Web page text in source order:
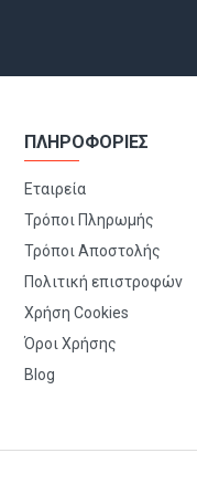
ΠΛΗΡΟΦΟΡΙΕΣ
Εταιρεία
Τρόποι Πληρωμής
Τρόποι Αποστολής
Πολιτική επιστροφών
Χρήση Cookies
Όροι Χρήσης
Blog